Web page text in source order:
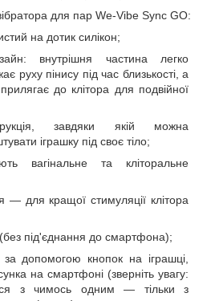
для пар We-Vibe Sync GO:
на дотик силікон;
внутрішня частина легко
руху пінису під час близькості, а
до клітора для подвійної
завдяки якій можна
іграшку під своє тіло;
вагінальне та кліторальне
— для кращої стимуляції клітора
(без під'єднання до смартфона);
допомогою кнопок на іграшці,
на смартфоні (зверніть увагу:
з чимось одним — тільки з